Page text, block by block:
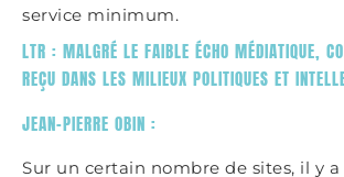
service minimum.
LTR : MALGRÉ LE FAIBLE ÉCHO MÉDIATIQUE,
REÇU DANS LES MILIEUX POLITIQUES ET
JEAN-PIERRE OBIN :
Sur un certain nombre de sites, il y